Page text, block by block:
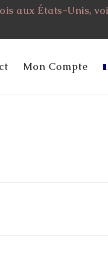
aux États-Unis,
Mon Compte